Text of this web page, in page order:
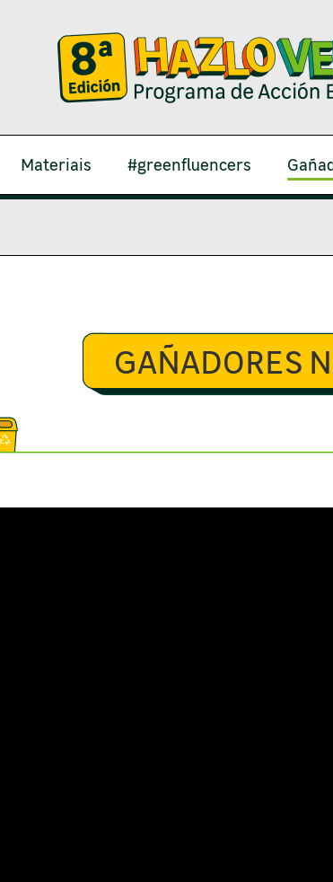
Materiais #greenfluencers
GAÑADORES